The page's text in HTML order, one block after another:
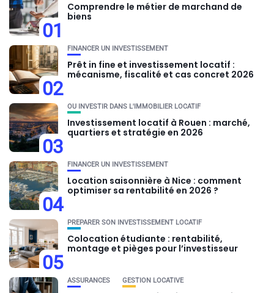
01
Comprendre le métier de marchand de
biens
02
FINANCER UN INVESTISSEMENT
Prêt in fine et investissement locatif :
mécanisme, fiscalité et cas concret 2026
03
OU INVESTIR DANS L'IMMOBILIER LOCATIF
Investissement locatif à Rouen : marché,
quartiers et stratégie en 2026
04
FINANCER UN INVESTISSEMENT
Location saisonnière à Nice : comment
optimiser sa rentabilité en 2026 ?
05
PRÉPARER SON INVESTISSEMENT LOCATIF
Colocation étudiante : rentabilité,
montage et pièges pour l’investisseur
ASSURANCES GESTION LOCATIVE